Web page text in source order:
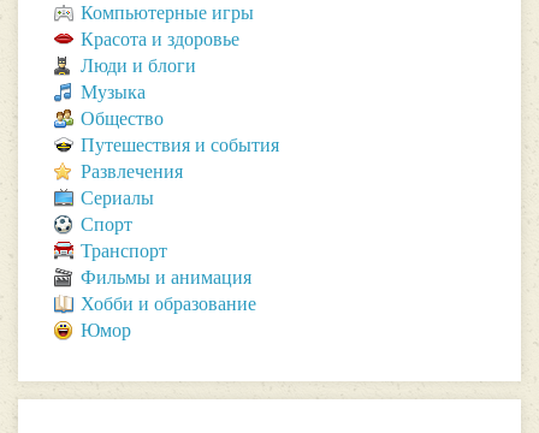
Компьютерные игры
Красота и здоровье
Люди и блоги
Музыка
Общество
Путешествия и события
Развлечения
Сериалы
Спорт
Транспорт
Фильмы и анимация
Хобби и образование
Юмор